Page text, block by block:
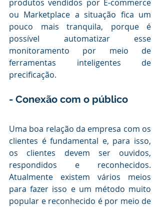
produtos vendidos por E-commerce
ou Marketplace a situação fica um
pouco mais tranquila, porque é
possível automatizar esse
monitoramento por meio de
ferramentas inteligentes de
precificação.
- Conexão com o público
Uma boa relação da empresa com os
clientes é fundamental e, para isso,
os clientes devem ser ouvidos,
respondidos e reconhecidos.
Atualmente existem vários meios
para fazer isso e um método muito